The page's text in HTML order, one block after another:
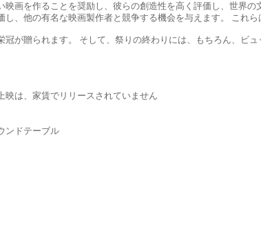
映画を作ることを奨励し、彼らの創造性を高く評価し、世界
、他の有名な映画製作者と競争する機会を与えます。 これ
が贈られます。 そして、祭りの終わりには、もちろん、ビュ
映は、家賃でリリースされていません
ンドテーブル